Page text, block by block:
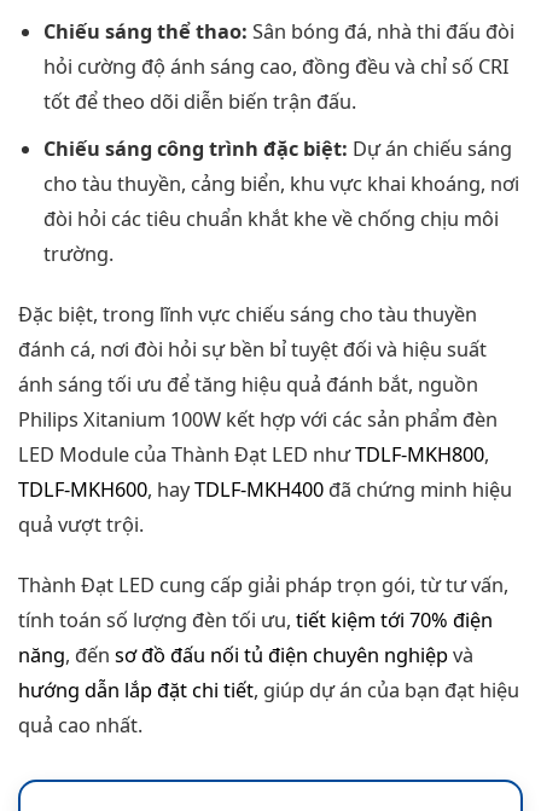
Chiếu sáng thể thao: Sân bóng đá, nhà thi đấu đòi
hỏi cường độ ánh sáng cao, đồng đều và chỉ số CRI
tốt để theo dõi diễn biến trận đấu.
Chiếu sáng công trình đặc biệt: Dự án chiếu sáng
cho tàu thuyền, cảng biển, khu vực khai khoáng, nơi
đòi hỏi các tiêu chuẩn khắt khe về chống chịu môi
trường.
Đặc biệt, trong lĩnh vực chiếu sáng cho tàu thuyền
đánh cá, nơi đòi hỏi sự bền bỉ tuyệt đối và hiệu suất
ánh sáng tối ưu để tăng hiệu quả đánh bắt, nguồn
Philips Xitanium 100W kết hợp với các sản phẩm đèn
LED Module của Thành Đạt LED nhưTDLF-MKH800,
TDLF-MKH600, hayTDLF-MKH400 đã chứng minh hiệu
quả vượt trội.
Thành Đạt LED cung cấp giải pháp trọn gói, từ tư vấn,
tính toán số lượng đèn tối ưu, tiết kiệm tới 70% điện
năng, đến sơ đồ đấu nối tủ điện chuyên nghiệpvà
hướng dẫn lắp đặt chi tiết, giúp dự án của bạn đạt hiệu
quả cao nhất.